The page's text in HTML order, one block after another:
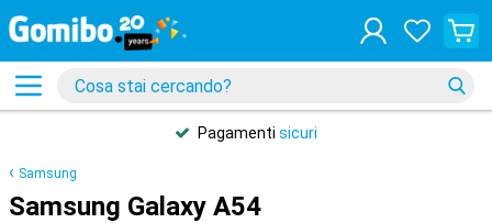
Pagamenti sicuri
Samsung
Samsung Galaxy A54